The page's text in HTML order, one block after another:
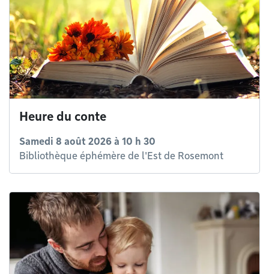
Heure du conte
Samedi 8 août 2026 à 10 h 30
Bibliothèque éphémère de l'Est de Rosemont